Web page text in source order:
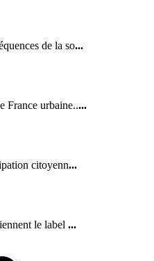
de la so...
France urbaine.....
citoyenn...
le label ...